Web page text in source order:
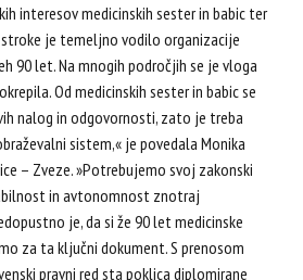
interesov medicinskih sester in babic ter
je temeljno vodilo organizacije
90 let. Na mnogih področjih se je vloga
Od medicinskih sester in babic se
nalog in odgovornosti, zato je treba
sistem,« je povedala Monika
– Zveze. »Potrebujemo svoj zakonski
in avtonomnost znotraj
je, da si že 90 let medicinske
za ta ključni dokument. S prenosom
pravni red sta poklica diplomirane